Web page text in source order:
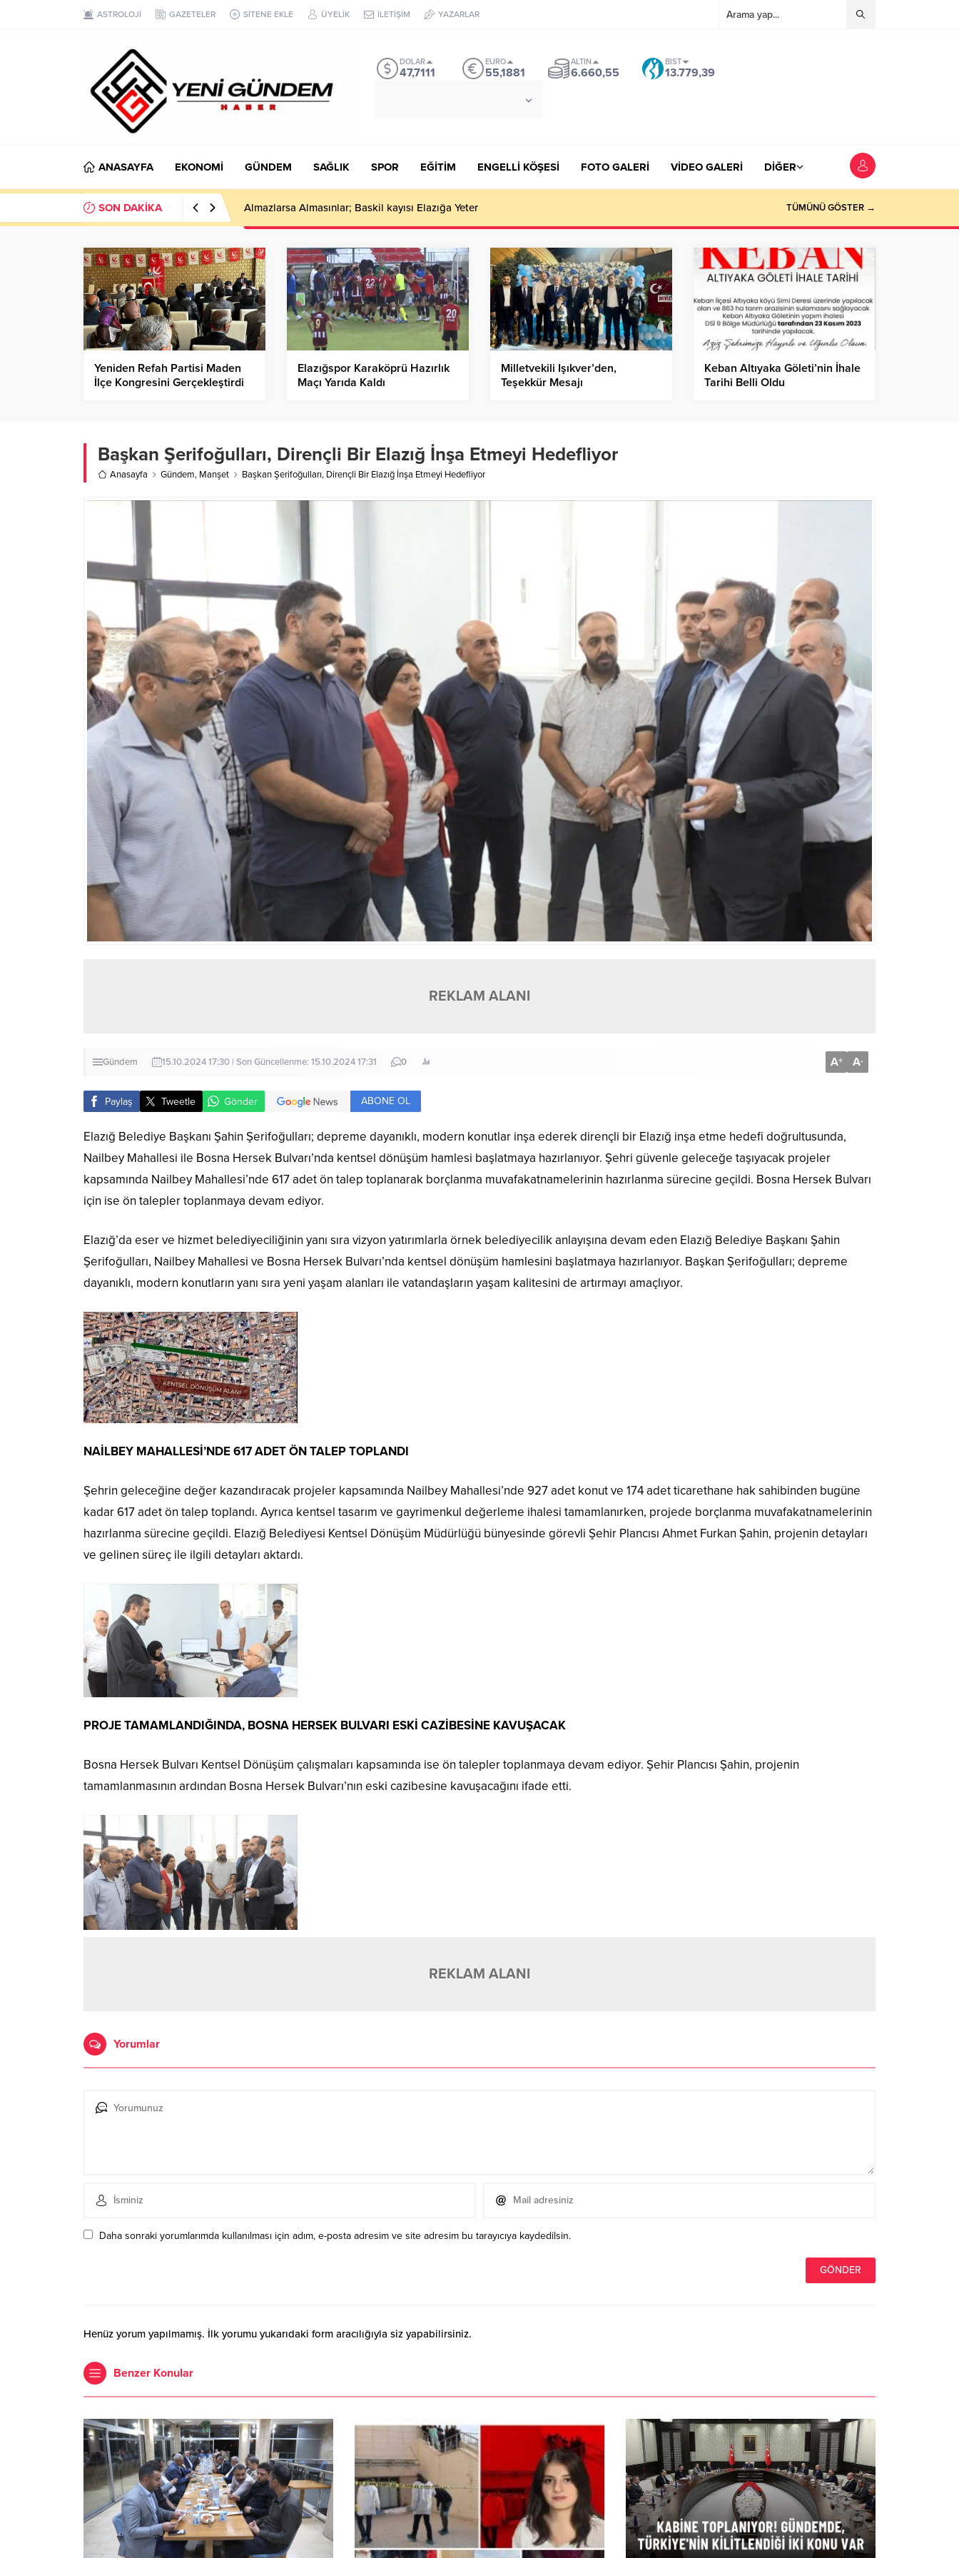
ASTROLOJİ GAZETELER SİTENE EKLE ÜYELİK İLETİŞİM YAZARLAR
DOLAR
47,7111
EURO
55,1881
ALTIN
6.660,55
BIST
13.779,39
ANASAYFA EKONOMİ GÜNDEM SAĞLIK SPOR EĞİTİM ENGELLİ KÖŞESİ FOTO GALERİ VİDEO GALERİ DİĞER
SON DAKİKA Almazlarsa Almasınlar; Baskil kayısı Elazığa Yeter TÜMÜNÜ GÖSTER →
Yeniden Refah Partisi Maden
İlçe Kongresini Gerçekleştirdi
Elazığspor Karaköprü Hazırlık
Maçı Yarıda Kaldı
Milletvekili Işıkver’den,
Teşekkür Mesajı
Keban Altıyaka Göleti’nin İhale
Tarihi Belli Oldu
Başkan Şerifoğulları, Dirençli Bir Elazığ İnşa Etmeyi Hedefliyor
Anasayfa Gündem, Manşet Başkan Şerifoğulları, Dirençli Bir Elazığ İnşa Etmeyi Hedefliyor
REKLAM ALANI
Gündem 15.10.2024 17:30 | Son Güncellenme: 15.10.2024 17:31 0 A+ A-
Paylaş Tweetle Gönder ABONE OL
Elazığ Belediye Başkanı Şahin Şerifoğulları; depreme dayanıklı, modern konutlar inşa ederek dirençli bir Elazığ inşa etme hedefi doğrultusunda,
Nailbey Mahallesi ile Bosna Hersek Bulvarı’nda kentsel dönüşüm hamlesi başlatmaya hazırlanıyor. Şehri güvenle geleceğe taşıyacak projeler
kapsamında Nailbey Mahallesi’nde 617 adet ön talep toplanarak borçlanma muvafakatnamelerinin hazırlanma sürecine geçildi. Bosna Hersek Bulvarı
için ise ön talepler toplanmaya devam ediyor.
Elazığ’da eser ve hizmet belediyeciliğinin yanı sıra vizyon yatırımlarla örnek belediyecilik anlayışına devam eden Elazığ Belediye Başkanı Şahin
Şerifoğulları, Nailbey Mahallesi ve Bosna Hersek Bulvarı’nda kentsel dönüşüm hamlesini başlatmaya hazırlanıyor. Başkan Şerifoğulları; depreme
dayanıklı, modern konutların yanı sıra yeni yaşam alanları ile vatandaşların yaşam kalitesini de artırmayı amaçlıyor.
NAİLBEY MAHALLESİ’NDE 617 ADET ÖN TALEP TOPLANDI
Şehrin geleceğine değer kazandıracak projeler kapsamında Nailbey Mahallesi’nde 927 adet konut ve 174 adet ticarethane hak sahibinden bugüne
kadar 617 adet ön talep toplandı. Ayrıca kentsel tasarım ve gayrimenkul değerleme ihalesi tamamlanırken, projede borçlanma muvafakatnamelerinin
hazırlanma sürecine geçildi. Elazığ Belediyesi Kentsel Dönüşüm Müdürlüğü bünyesinde görevli Şehir Plancısı Ahmet Furkan Şahin, projenin detayları
ve gelinen süreç ile ilgili detayları aktardı.
PROJE TAMAMLANDIĞINDA, BOSNA HERSEK BULVARI ESKİ CAZİBESİNE KAVUŞACAK
Bosna Hersek Bulvarı Kentsel Dönüşüm çalışmaları kapsamında ise ön talepler toplanmaya devam ediyor. Şehir Plancısı Şahin, projenin
tamamlanmasının ardından Bosna Hersek Bulvarı’nın eski cazibesine kavuşacağını ifade etti.
REKLAM ALANI
Yorumlar
Daha sonraki yorumlarımda kullanılması için adım, e-posta adresim ve site adresim bu tarayıcıya kaydedilsin.
Henüz yorum yapılmamış. İlk yorumu yukarıdaki form aracılığıyla siz yapabilirsiniz.
Benzer Konular